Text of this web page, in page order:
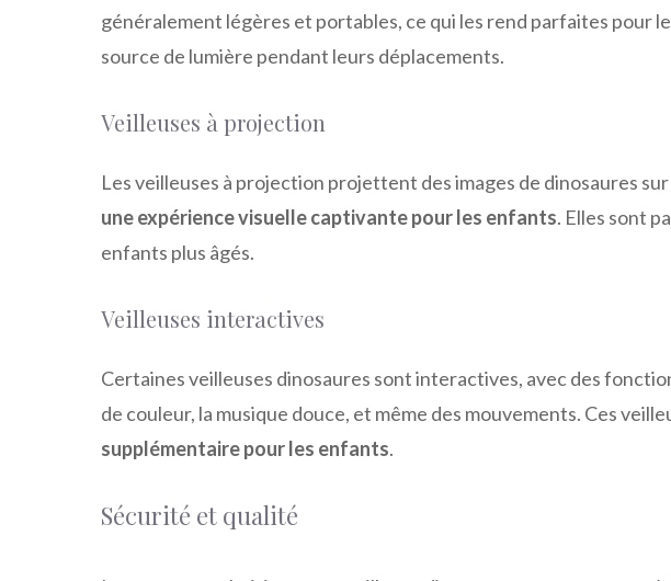
généralement légères et portables, ce qui les rend parfaites pour
source de lumière pendant leurs déplacements.
Veilleuses à projection
Les veilleuses à projection projettent des images de dinosaures
une expérience visuelle captivante pour les enfants. Elles sont
enfants plus âgés.
Veilleuses interactives
Certaines veilleuses dinosaures sont interactives, avec des
de couleur, la musique douce, et même des mouvements. Ces
supplémentaire pour les enfants.
Sécurité et qualité